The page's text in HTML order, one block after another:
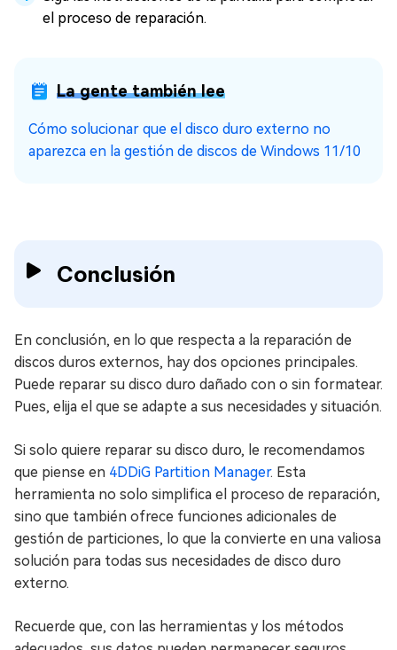
el proceso de reparación.
La gente también lee
Cómo solucionar que el disco duro externo no
aparezca en la gestión de discos de Windows 11/10
Conclusión
En conclusión, en lo que respecta a la reparación de
discos duros externos, hay dos opciones principales.
Puede reparar su disco duro dañado con o sin formatear.
Pues, elija el que se adapte a sus necesidades y situación.
Si solo quiere reparar su disco duro, le recomendamos
que piense en 4DDiG Partition Manager. Esta
herramienta no solo simplifica el proceso de reparación,
sino que también ofrece funciones adicionales de
gestión de particiones, lo que la convierte en una valiosa
solución para todas sus necesidades de disco duro
externo.
Recuerde que, con las herramientas y los métodos